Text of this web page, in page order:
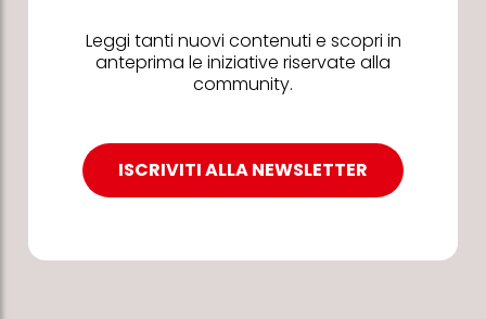
Leggi tanti nuovi contenuti e scopri in
anteprima le iniziative riservate alla
community.
ISCRIVITI ALLA NEWSLETTER